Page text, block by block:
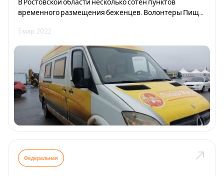
временного размещения беженцев. Волонтеры Пищи
Неклиновского района Ростовской области и передали
1 тонну фруктов беженцам. Добровольцы порадовали
фруктами 2500 человек. 70-80% жителей пунктов
составляют дети, 20-30% - мамы и социальные
работники.
5 мар. 2022
Федеральная